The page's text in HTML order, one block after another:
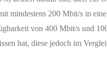
mindestens 200 Mbit/s in
von 400 Mbit/s und
hat, diese jedoch im